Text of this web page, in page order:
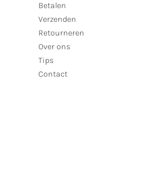
Betalen
Verzenden
Retourneren
Over ons
Tips
Contact